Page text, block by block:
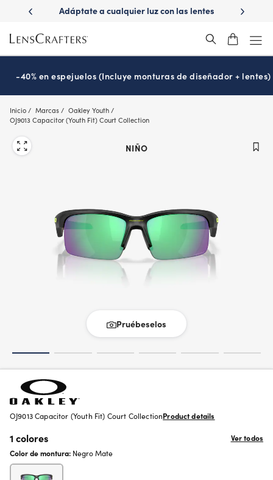
main
content
luz con las lentes
¿Es hora de tu examen de la vista?
-40% en espejuelos (Incluye monturas de diseñador + lentes)
Inicio Marcas
Oakley Youth
OJ9013 Capacitor (Youth Fit) Court Collection
NIÑO
Pruébeselos
OJ9013 Capacitor (Youth Fit) Court CollectionProduct details
1 colores
Ver todos
Color de montura: Negro Mate